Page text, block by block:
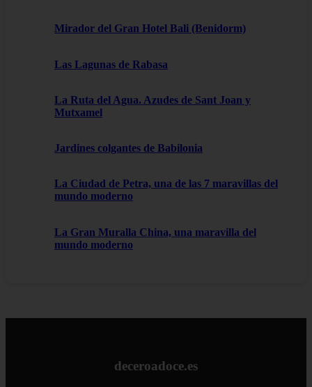
Mirador del Gran Hotel Bali (Benidorm)
Las Lagunas de Rabasa
La Ruta del Agua. Azudes de Sant Joan y
Mutxamel
Jardines colgantes de Babilonia
La Ciudad de Petra, una de las 7 maravillas del
mundo moderno
La Gran Muralla China, una maravilla del
mundo moderno
deceroadoce.es